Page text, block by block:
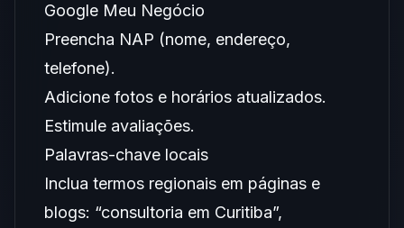
Google Meu Negócio
Preencha NAP (nome, endereço,
telefone).
Adicione fotos e horários atualizados.
Estimule avaliações.
Palavras-chave locais
Inclua termos regionais em páginas e
blogs: “consultoria em Curitiba”,